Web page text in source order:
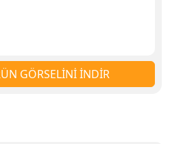
GÖRSELİNİ İNDİR